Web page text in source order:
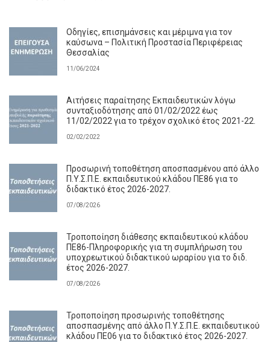
Οδηγίες, επισημάνσεις και μέριμνα για τον
καύσωνα – Πολιτική Προστασία Περιφέρειας
Θεσσαλίας
11/06/2024
Αιτήσεις παραίτησης Εκπαιδευτικών λόγω
συνταξιοδότησης από 01/02/2022 έως
11/02/2022 για το τρέχον σχολικό έτος 2021-22.
02/02/2022
Προσωρινή τοποθέτηση αποσπασμένου από άλλο
Π.Υ.Σ.Π.Ε. εκπαιδευτικού κλάδου ΠΕ86 για το
διδακτικό έτος 2026-2027.
07/08/2026
Τροποποίηση διάθεσης εκπαιδευτικού κλάδου
ΠΕ86-Πληροφορικής για τη συμπλήρωση του
υποχρεωτικού διδακτικού ωραρίου για το διδ.
έτος 2026-2027.
07/08/2026
Τροποποίηση προσωρινής τοποθέτησης
αποσπασμένης από άλλο Π.Υ.Σ.Π.Ε. εκπαιδευτικού
κλάδου ΠΕ06 για το διδακτικό έτος 2026-2027.